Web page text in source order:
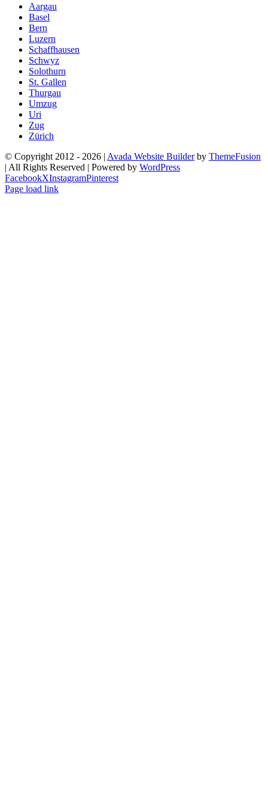
Aargau
Basel
Bern
Luzern
Schaffhausen
Schwyz
Solothurn
St. Gallen
Thurgau
Umzug
Uri
Zug
Zürich
© Copyright 2012 - 2026 | Avada Website Builderby ThemeFusion
| All Rights Reserved | Powered by WordPress
FacebookXInstagramPinterest
Page load link